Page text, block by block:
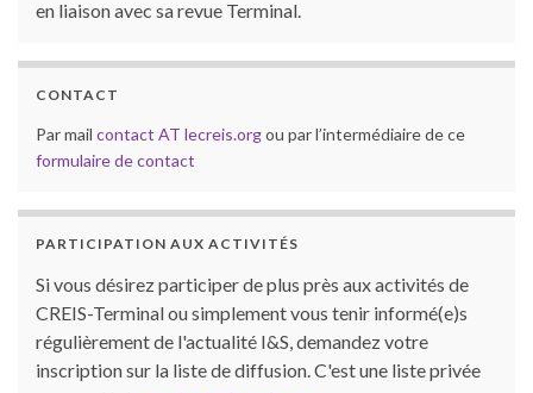
en liaison avec sa revue Terminal.
CONTACT
Par mail contact AT lecreis.orgou par l’intermédiaire de ce
formulaire de contact
PARTICIPATION AUX ACTIVITÉS
Si vous désirez participer de plus près aux activités de
CREIS-Terminal ou simplement vous tenir informé(e)s
régulièrement de l'actualité I&S, demandez votre
inscription sur la liste de diffusion. C'est une liste privée